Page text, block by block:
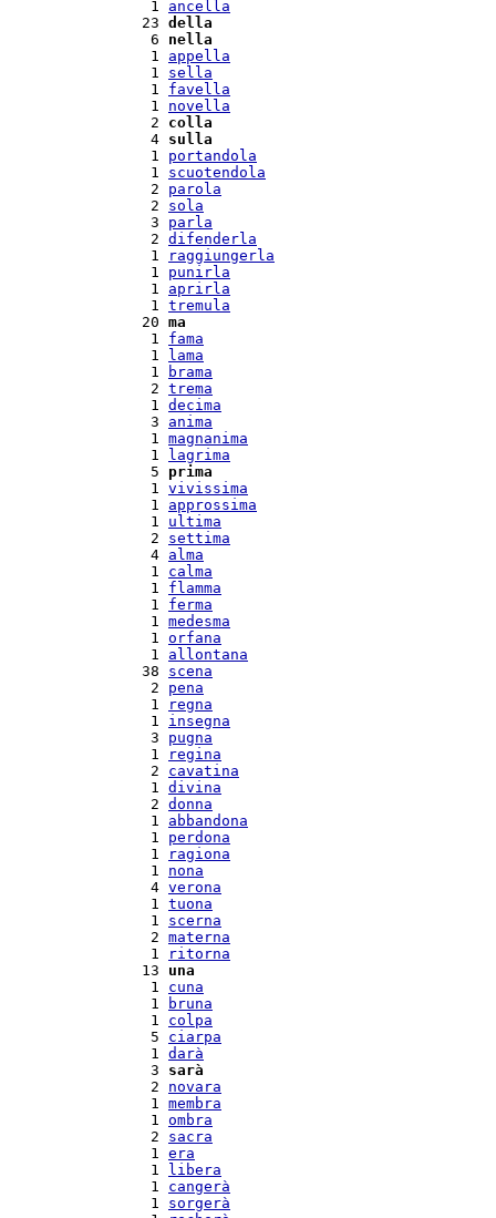
  1
ancella
23 della
  6
nella
  1
appella
  1
sella
  1
favella
  1
novella
  2
colla
  4
sulla
  1
portandola
  1
scuotendola
  2
parola
  2
sola
  3
parla
  2
difenderla
  1
raggiungerla
  1
punirla
  1
aprirla
  1
tremula
20 ma
  1
fama
  1
lama
  1
brama
  2
trema
  1
decima
  3
anima
  1
magnanima
  1
lagrima
  5
prima
  1
vivissima
  1
approssima
  1
ultima
  2
settima
  4
alma
  1
calma
  1
flamma
  1
ferma
  1
medesma
  1
orfana
  1
allontana
38 scena
  2
pena
  1
regna
  1
insegna
  3
pugna
  1
regina
  2
cavatina
  1
divina
  2
donna
  1
abbandona
  1
perdona
  1
ragiona
  1
nona
  4
verona
  1
tuona
  1
scerna
  2
materna
  1
ritorna
13 una
  1
cuna
  1
bruna
  1
colpa
  5
ciarpa
  1
darà
  3
sarà
  2
novara
  1
membra
  1
ombra
  2
sacra
  1
era
  1
libera
  1
cangerà
  1
sorgerà